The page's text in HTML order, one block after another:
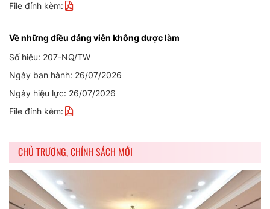
File đính kèm:
Về những điều đảng viên không được làm
Số hiệu: 207-NQ/TW
Ngày ban hành: 26/07/2026
Ngày hiệu lực: 26/07/2026
File đính kèm:
CHỦ TRƯƠNG, CHÍNH SÁCH MỚI